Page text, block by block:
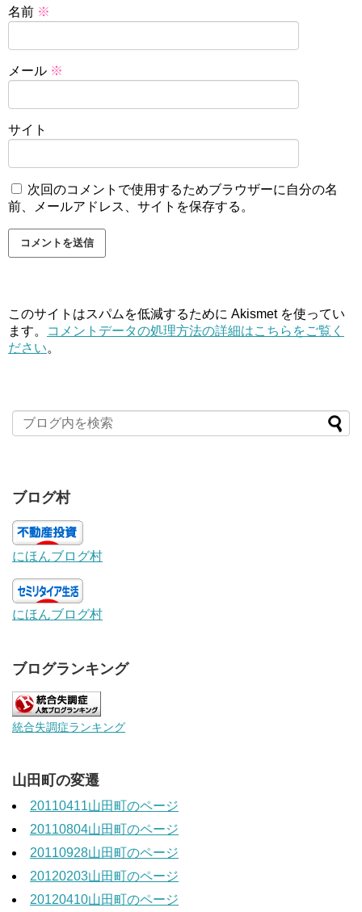
名前 ※
メール ※
サイト
次回のコメントで使用するためブラウザーに自分の名
前、メールアドレス、サイトを保存する。
このサイトはスパムを低減するために Akismet を使ってい
ます。
コメントデータの処理方法の詳細はこちらをご覧く
ださい。
ブログ村
にほんブログ村
にほんブログ村
ブログランキング
統合失調症ランキング
山田町の変遷
20110411山田町のページ
20110804山田町のページ
20110928山田町のページ
20120203山田町のページ
20120410山田町のページ